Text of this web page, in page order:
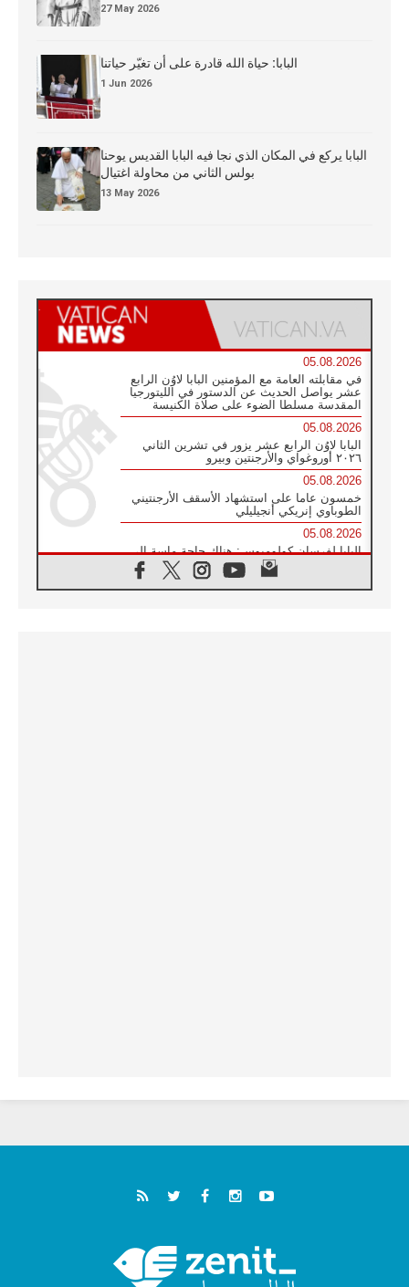
27 May 2026
البابا: حياة الله قادرة على أن تغيّر حياتنا
1 Jun 2026
البابا يركع في المكان الذي نجا فيه البابا القديس يوحنا
بولس الثاني من محاولة اغتيال
13 May 2026
05.08.2026
في مقابلته العامة مع المؤمنين البابا لاوُن الرابع
عشر يواصل الحديث عن الدستور في الليتورجيا
المقدسة مسلطا الضوء على صلاة الكنيسة
05.08.2026
البابا لاوُن الرابع عشر يزور في تشرين الثاني
٢٠٢٦ أوروغواي والأرجنتين وبيرو
05.08.2026
خمسون عاما على استشهاد الأسقف الأرجنتيني
الطوباوي إنريكي أنجيليلي
05.08.2026
البابا لفرسان كولومبوس: هناك حاجة ماسة إلى
أنبياء تناغم يسعون إلى بناء الجسور
04.08.2026